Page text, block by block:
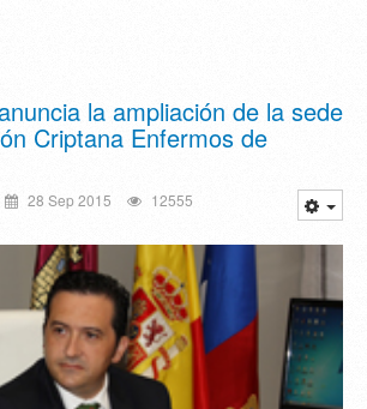
la ampliación de la sede
Criptana Enfermos de
28 Sep 2015 12555